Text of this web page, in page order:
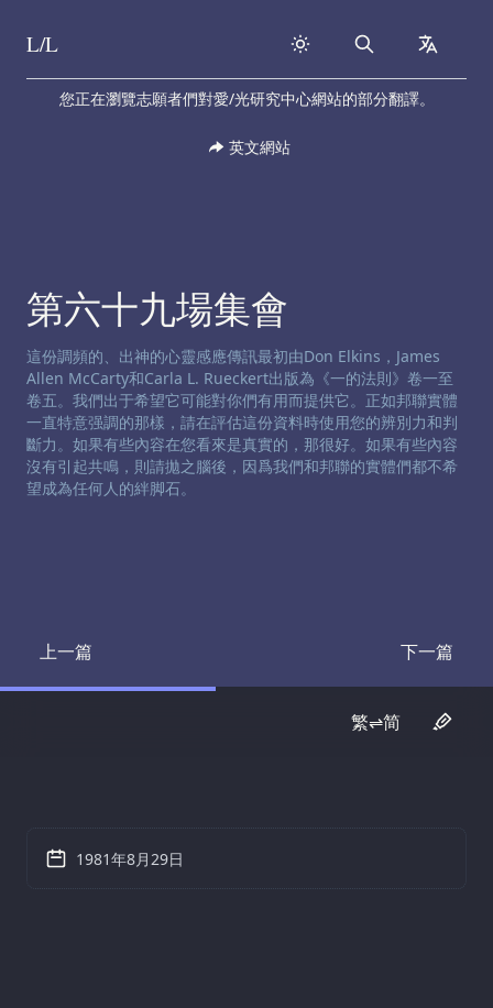
Skip to content
L/L Search
您正在瀏覽志願者們對愛/光研究中心網站的部分翻譯。
英文網站
第六十九場集會
渠道免责声明:
這份調頻的、出神的心靈感應傳訊最初由Don Elkins，James
Allen McCarty和Carla L. Rueckert出版為《一的法則》卷一至
卷五。我們出于希望它可能對你們有用而提供它。正如邦聯實體
一直特意强調的那樣，請在評估這份資料時使用您的辨別力和判
斷力。如果有些內容在您看來是真實的，那很好。如果有些內容
沒有引起共鳴，則請拋之腦後，因爲我們和邦聯的實體們都不希
望成為任何人的絆脚石。
上一篇
Transcript 下一篇
Transcript
繁⇌简
1981年8月29日